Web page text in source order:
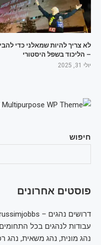
חיפוש
פוסטים אחרונים
עבודות לנהגים בכל
נהג מונית, נהג משאית, נהג
לא צריך להיות שמאלני כדי
– הליכוד בשפל היסטורי
יולי 31, 2025